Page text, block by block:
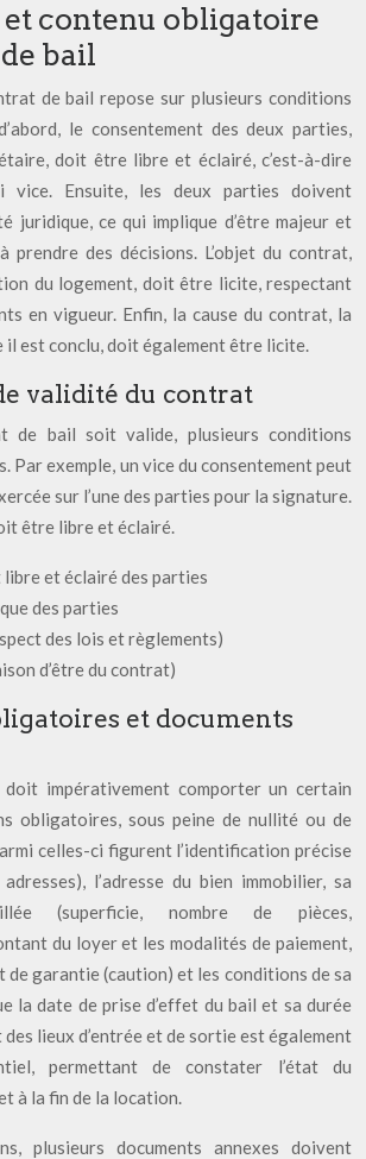
contenu obligatoire
bail
de bail repose sur plusieurs conditions
le consentement des deux parties,
doit être libre et éclairé, c’est-à-dire
vice. Ensuite, les deux parties doivent
juridique, ce qui implique d’être majeur et
prendre des décisions. L’objet du contrat,
du logement, doit être licite, respectant
en vigueur. Enfin, la cause du contrat, la
il est conclu, doit également être licite.
validité du contrat
de bail soit valide, plusieurs conditions
Par exemple, un vice du consentement peut
sur l’une des parties pour la signature.
être libre et éclairé.
et éclairé des parties
des parties
des lois et règlements)
d’être du contrat)
et documents
impérativement comporter un certain
obligatoires, sous peine de nullité ou de
celles-ci figurent l’identification précise
l’adresse du bien immobilier, sa
(superficie, nombre de pièces,
du loyer et les modalités de paiement,
de garantie (caution) et les conditions de sa
la date de prise d’effet du bail et sa durée
des lieux d’entrée et de sortie est également
permettant de constater l’état du
à la fin de la location.
plusieurs documents annexes doivent